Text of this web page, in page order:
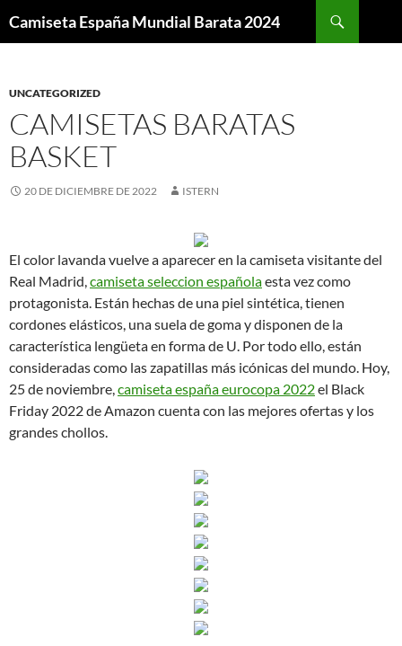
Camiseta España Mundial Barata 2024
UNCATEGORIZED
CAMISETAS BARATAS
BASKET
20 DE DICIEMBRE DE 2022 ISTERN
El color lavanda vuelve a aparecer en la camiseta visitante del
Real Madrid,camiseta seleccion españolaesta vez como
protagonista. Están hechas de una piel sintética, tienen
cordones elásticos, una suela de goma y disponen de la
característica lengüeta en forma de U. Por todo ello, están
consideradas como las zapatillas más icónicas del mundo. Hoy,
25 de noviembre,camiseta españa eurocopa 2022el Black
Friday 2022 de Amazon cuenta con las mejores ofertas y los
grandes chollos.